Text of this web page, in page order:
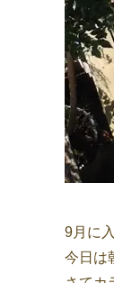
9月に
今日は